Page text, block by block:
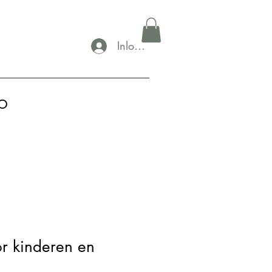
Inloggen
kinderen en